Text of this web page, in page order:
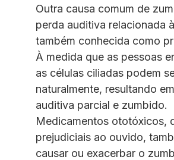
Outra causa comum de
perda auditiva relacionada
também conhecida como
À medida que as pessoas
as células ciliadas podem
naturalmente, resultando
auditiva parcial e zumbido.
Medicamentos ototóxicos,
prejudiciais ao ouvido,
causar ou exacerbar o